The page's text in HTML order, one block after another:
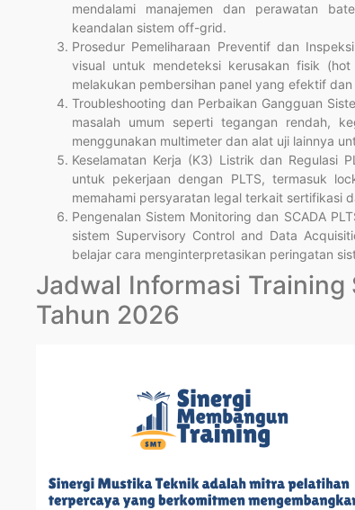
mendalami manajemen dan perawatan
keandalan sistem off-grid.
Prosedur Pemeliharaan Preventif dan
visual untuk mendeteksi kerusakan fisik
melakukan pembersihan panel yang efektif
Troubleshooting dan Perbaikan Gangguan
masalah umum seperti tegangan rendah,
menggunakan multimeter dan alat uji lainnya
Keselamatan Kerja (K3) Listrik dan Regulasi
untuk pekerjaan dengan PLTS, termasuk
memahami persyaratan legal terkait sertifikasi
Pengenalan Sistem Monitoring dan SCADA
sistem Supervisory Control and Data
belajar cara menginterpretasikan peringatan
Jadwal Informasi
Tahun 2026